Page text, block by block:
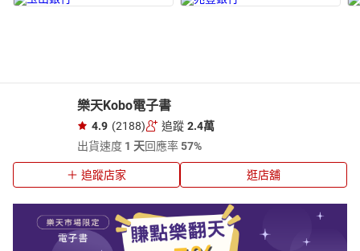
樂天Kobo電子書
4.9 (2188) 追蹤 2.4萬
出貨速度 1 天回應率57%
追蹤店家 逛店舖